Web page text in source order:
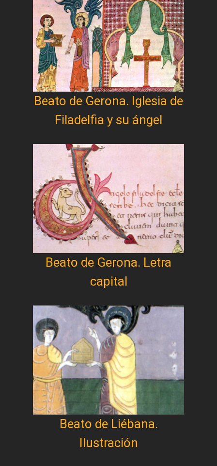
Beato de Gerona. Iglesia de
Filadelfia y su ángel
Beato de Gerona. Letra
capital
Beato de Liébana.
Ilustración